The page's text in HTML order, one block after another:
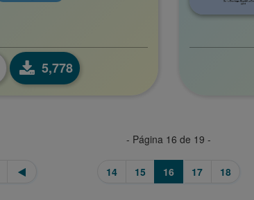
5,778
- Página 16 de 19 -
14 15 16 17 18